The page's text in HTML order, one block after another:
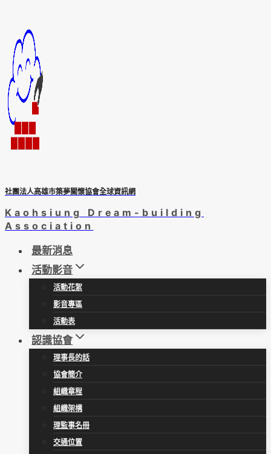
content
社團法人高雄市築夢關懷協會全球資訊網
Kaohsiung Dream-building
Association
最新消息
活動影音
活動花絮
影音專區
活動表
認識協會
理事長的話
協會簡介
組織章程
組織架構
理監事名冊
交通位置